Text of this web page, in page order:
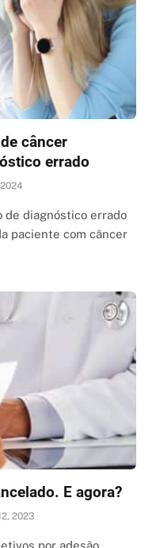
câncer
errado
de diagnóstico errado
paciente com câncer
E agora?
2023